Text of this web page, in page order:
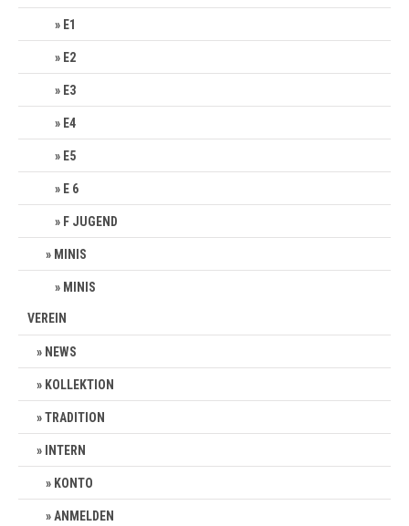
E1
E2
E3
E4
E5
E 6
F JUGEND
MINIS
MINIS
VEREIN
NEWS
KOLLEKTION
TRADITION
INTERN
KONTO
ANMELDEN